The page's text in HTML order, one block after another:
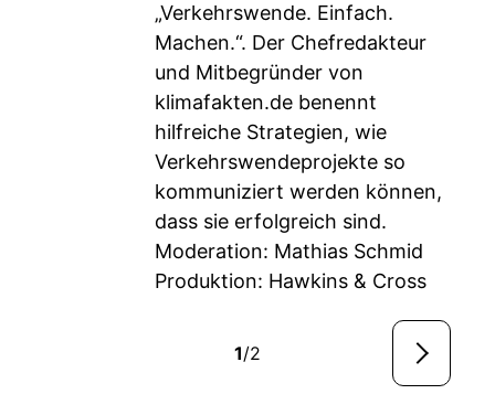
„Verkehrswende. Einfach.
Machen.“. Der Chefredakteur
und Mitbegründer von
klimafakten.de benennt
hilfreiche Strategien, wie
Verkehrswendeprojekte so
kommuniziert werden können,
dass sie erfolgreich sind.
Moderation: Mathias Schmid
Produktion: Hawkins & Cross
1/2